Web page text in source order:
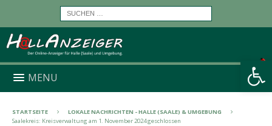
Werkzeugleiste öffnen
MENU
STARTSEITE
LOKALE NACHRICHTEN - HALLE (SAALE) & UMGEBUNG
Saalekreis: Kreisverwaltung am 1. November 2024 geschlossen